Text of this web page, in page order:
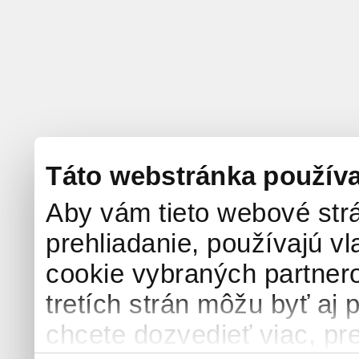
Táto webstránka
Aby vám tieto webové
prehliadanie, používajú
cookie vybraných
tretích strán môžu byť aj
chcete dozvedieť viac,